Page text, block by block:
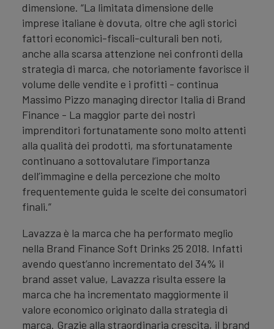
dimensione. “La limitata dimensione delle
imprese italiane è dovuta, oltre che agli storici
fattori economici-fiscali-culturali ben noti,
anche alla scarsa attenzione nei confronti della
strategia di marca, che notoriamente favorisce il
volume delle vendite e i profitti - continua
Massimo Pizzo managing director Italia di Brand
Finance - La maggior parte dei nostri
imprenditori fortunatamente sono molto attenti
alla qualità dei prodotti, ma sfortunatamente
continuano a sottovalutare l’importanza
dell’immagine e della percezione che molto
frequentemente guida le scelte dei consumatori
finali.”
Lavazza è la marca che ha performato meglio
nella Brand Finance Soft Drinks 25 2018. Infatti
avendo quest’anno incrementato del 34% il
brand asset value, Lavazza risulta essere la
marca che ha incrementato maggiormente il
valore economico originato dalla strategia di
marca. Grazie alla straordinaria crescita, il brand